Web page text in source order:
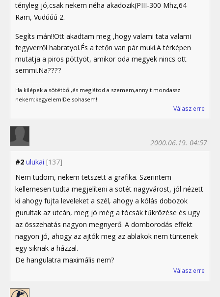
tényleg jó,csak nekem néha akadozik(PIII-300 Mhz,64
Ram, Vudúúú 2.
Segíts mán!!Ott akadtam meg ,hogy valami tata valami
fegyverről habratyol.És a tetőn van pár muki.A térképen
mutatja a piros pöttyöt, amikor oda megyek nincs ott
semmi.Na????
Ha kilépek a sötétből,és meglátod a szemem,annyit mondassz
nekem:kegyelem!De sohasem!
Válasz erre
#2 ulukai [137]
2000.06.19. 04:57
Nem tudom, nekem tetszett a grafika. Szerintem
kellemesen tudta megjelíteni a sötét nagyvárost, jól nézett
ki ahogy fujta leveleket a szél, ahogy a kólás dobozok
gurultak az utcán, meg jó még a tócsák tűkrözése és ugy
az összehatás nagyon megnyerő. A domborodás effekt
nagyon jó, ahogy az ajtók meg az ablakok nem tüntenek
egy siknak a házzal.
De hangulatra maximális nem?
Válasz erre